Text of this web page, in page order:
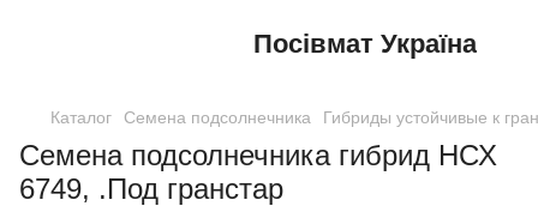
Посівмат Україна
Каталог Семена подсолнечника Гибриды устойчивые к
Семена подсолнечника гибрид НСХ
6749, .Под гранстар